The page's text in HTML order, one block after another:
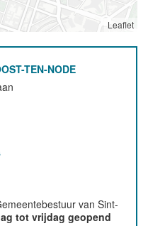
Leaflet
TEN-NODE
van Sint-
tot vrijdag geopend